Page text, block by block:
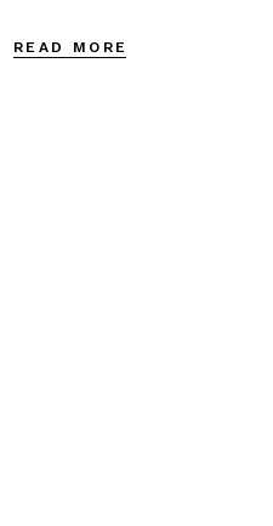
READ MORE